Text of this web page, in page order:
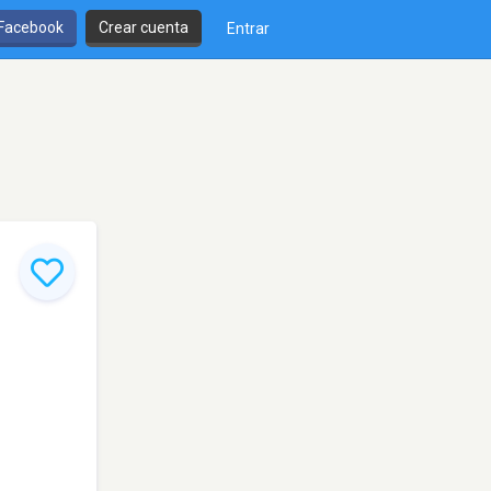
Crear cuenta Entrar